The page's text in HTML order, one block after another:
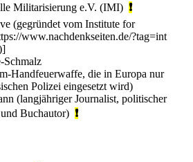
Militarisierung e.V. (IMI) ❗
(gegründet vom Institute for
]
Schmalz
Handfeuerwaffe, die in Europa nur
Polizei eingesetzt wird)
(langjähriger Journalist, politischer
Buchautor) ❗